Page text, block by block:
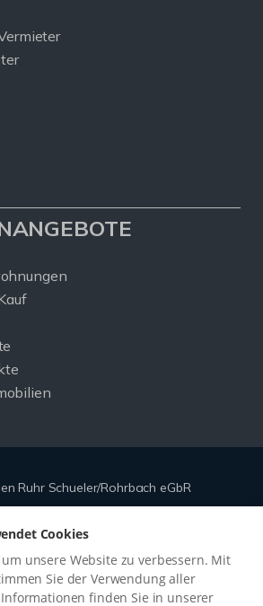
Ruhr Schueler/Rohrbach eGbR
byImmonia GmbH
Sitemap
Vertrag widerrufen
Cookies
unsere Website zu verbessern. Mit
Sie der Verwendung aller
Informationen finden Sie in unserer